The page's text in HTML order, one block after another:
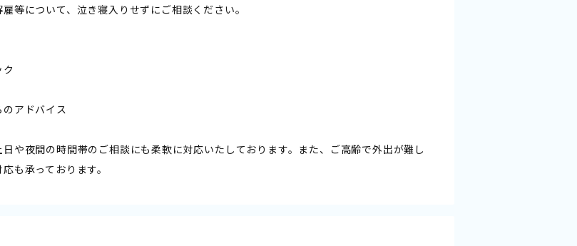
等について、泣き寝入りせずにご相談ください。
アドバイス
や夜間の時間帯のご相談にも柔軟に対応いたしております。また、ご高齢で外出が難し
も承っております。